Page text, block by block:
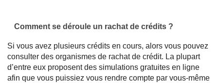
Comment se déroule un rachat de crédits ?
Si vous avez plusieurs crédits en cours, alors vous pouvez
consulter des organismes de rachat de crédit. La plupart
d’entre eux proposent des simulations gratuites en ligne
afin que vous puissiez vous rendre compte par vous-même